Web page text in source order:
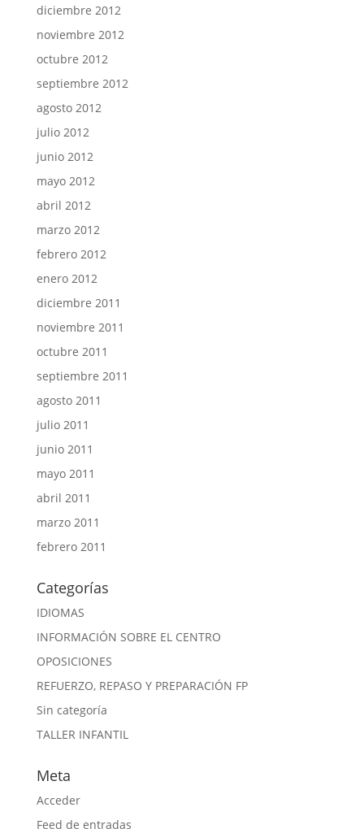
diciembre 2012
noviembre 2012
octubre 2012
septiembre 2012
agosto 2012
julio 2012
junio 2012
mayo 2012
abril 2012
marzo 2012
febrero 2012
enero 2012
diciembre 2011
noviembre 2011
octubre 2011
septiembre 2011
agosto 2011
julio 2011
junio 2011
mayo 2011
abril 2011
marzo 2011
febrero 2011
Categorías
IDIOMAS
INFORMACIÓN SOBRE EL CENTRO
OPOSICIONES
REFUERZO, REPASO Y PREPARACIÓN FP
Sin categoría
TALLER INFANTIL
Meta
Acceder
Feed de entradas